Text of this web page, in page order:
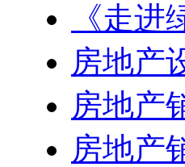
《走
房地产
房地产
房地产